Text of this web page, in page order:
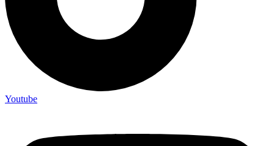
Youtube